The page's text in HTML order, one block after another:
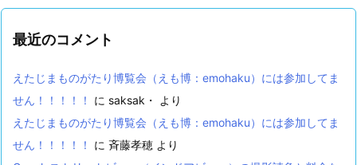
最近のコメント
えたじまものがたり博覧会（えも博：emohaku）には参加してま
せん！！！！！
に saksak・
より
えたじまものがたり博覧会（えも博：emohaku）には参加してま
せん！！！！！
に 斉藤孝穂 より